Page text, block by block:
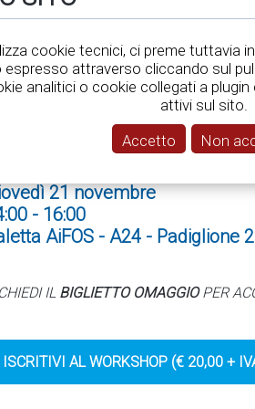
VALUTAZIONE DEL
21 novembre
- 16:00
AiFOS - A24 - Padiglione
IL BIGLIETTO OMAGGIOPER
ISCRITIVI AL WORKSHOP (€ 20,00 +
cookie tecnici, ci preme tuttavia
attraverso cliccando sul
analitici o cookie collegati a
attivi sul sito.
Accetto
Non